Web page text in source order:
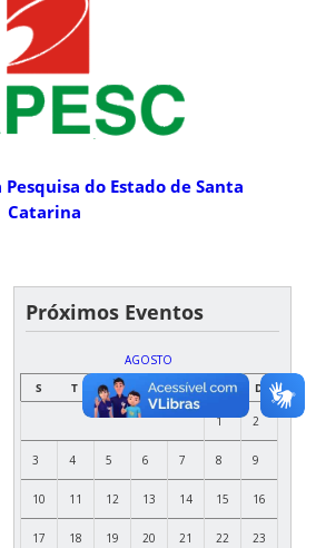
do Estado de Santa
Catarina
Próximos Eventos
AGOSTO
S
T Q Q S S D
1 2
3 4 5 6 7 8 9
10 11 12 13 14 15 16
17 18 19 20 21 22 23